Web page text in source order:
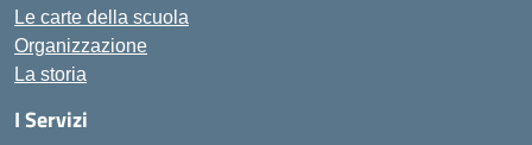
Le carte della scuola
Organizzazione
La storia
I Servizi